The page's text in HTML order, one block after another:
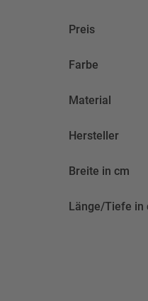
Preis
Farbe
Material
Hersteller
Breite in cm
Länge/Tiefe in